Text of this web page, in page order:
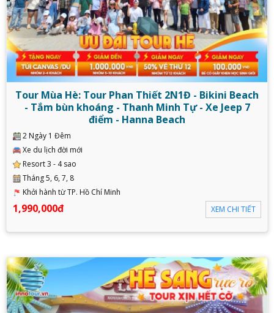
Tour Mùa Hè: Tour Phan Thiết 2N1Đ - Bikini Beach
- Tắm bùn khoáng - Thanh Minh Tự - Xe Jeep 7
điểm - Hanna Beach
2 Ngày 1 Đêm
Xe du lịch đời mới
Resort 3 - 4 sao
Tháng 5, 6, 7, 8
Khởi hành từ TP. Hồ Chí Minh
1,990,000đ XEM CHI TIẾT